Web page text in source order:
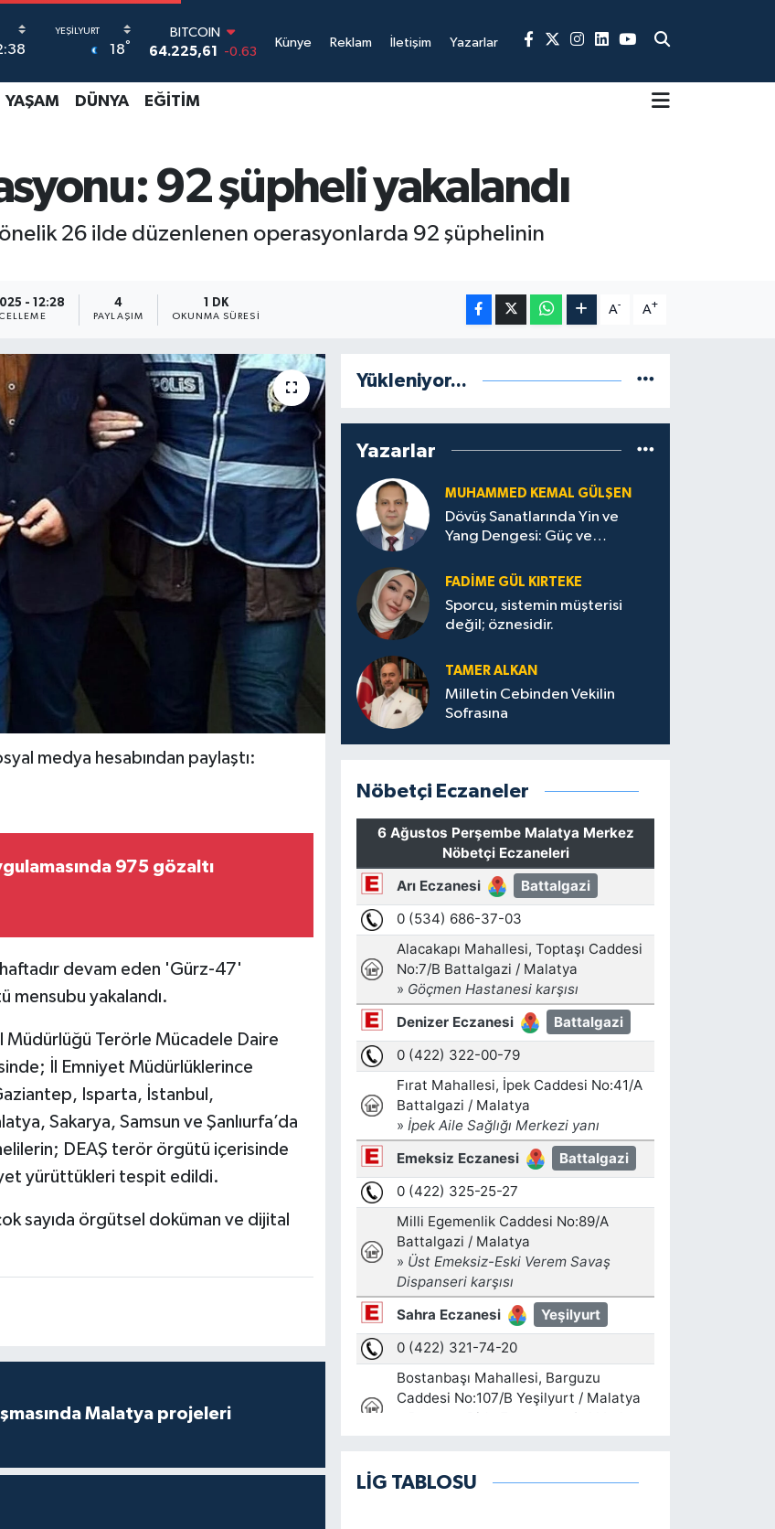
18°
BITCOIN
64.225,61
DOLAR
EURO
55,0317
6510.40
0.45
BİST100
Künye Reklam İletişim Yazarlar
YAŞAM DÜNYA EĞITIM
92 şüpheli yakalandı
26 ilde düzenlenen operasyonlarda 92 şüphelinin
- 12:28 4
PAYLAŞIM
1 DK
OKUNMA SÜRESI
A- A+
medya hesabından paylaştı:
975 gözaltı
devam eden 'Gürz-47'
mensubu yakalandı.
Müdürlüğü Terörle Mücadele Daire
İl Emniyet Müdürlüklerince
Isparta, İstanbul,
Sakarya, Samsun ve Şanlıurfa’da
DEAŞ terör örgütü içerisinde
yürüttükleri tespit edildi.
sayıda örgütsel doküman ve dijital
Malatya projeleri
Yükleniyor...
Yazarlar
MUHAMMED KEMAL GÜLŞEN
Dövüş Sanatlarında Yin ve
Yang Dengesi: Güç ve
FADIME GÜL KIRTEKE
Sporcu, sistemin müşterisi
değil; öznesidir.
TAMER ALKAN
Milletin Cebinden Vekilin
Sofrasına
Nöbetçi Eczaneler
LİG TABLOSU